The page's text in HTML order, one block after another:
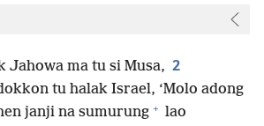
Jahowa ma tu si Musa, 2
tu halak Israel, ‘Molo adong
janji na sumurung + lao